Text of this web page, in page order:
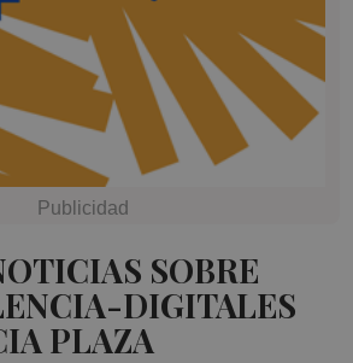
SOBRE
DIGITALES
PLAZA